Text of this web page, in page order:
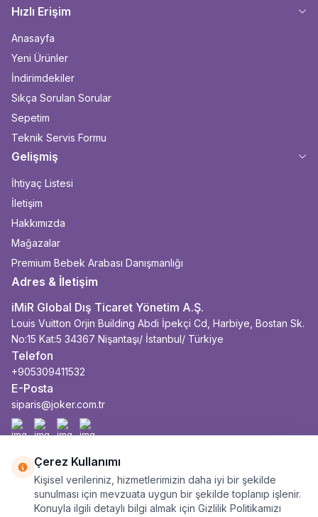
Hızlı Erişim
Anasayfa
Yeni Ürünler
İndirimdekiler
Sıkça Sorulan Sorular
Sepetim
Teknik Servis Formu
Gelişmiş
İhtiyaç Listesi
İletişim
Hakkımızda
Mağazalar
Premium Bebek Arabası Danışmanlığı
Adres & İletişim
iMiR Global Dış Ticaret Yönetim A.Ş.
Louis Vuitton Orjin Building Abdi İpekçi Cd, Harbiye, Bostan Sk.
No:15 Kat:5 34367 Nişantaşı/ İstanbul/ Türkiye
Telefon
+905309411532
E-Posta
siparis@joker.com.tr
Facebook
İnstagram
YoutubeLinkedin
Çerez Kullanımı
Kişisel verileriniz, hizmetlerimizin daha iyi bir şekilde
sunulması için mevzuata uygun bir şekilde toplanıp işlenir.
Konuyla ilgili detaylı bilgi almak için Gizlilik Politikamızı